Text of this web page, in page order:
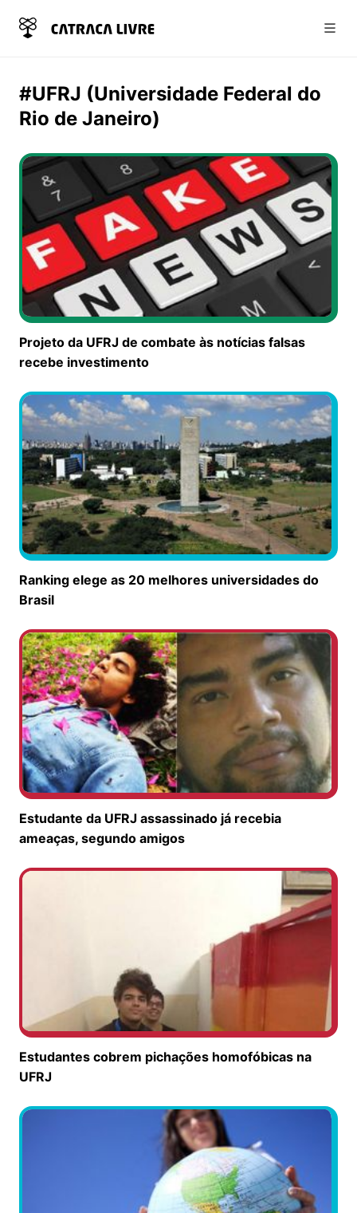
#UFRJ (Universidade Federal do
Rio de Janeiro)
Projeto da UFRJ de combate às notícias falsas
recebe investimento
Ranking elege as 20 melhores universidades do
Brasil
Estudante da UFRJ assassinado já recebia
ameaças, segundo amigos
Estudantes cobrem pichações homofóbicas na
UFRJ